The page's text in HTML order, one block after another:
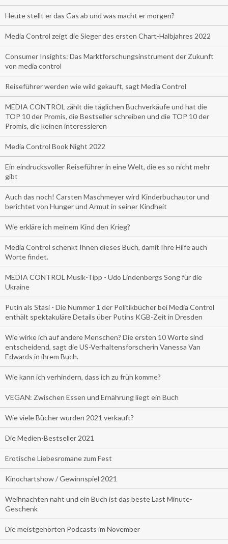
Heute stellt er das Gas ab und was macht er morgen?
Media Control zeigt die Sieger des ersten Chart-Halbjahres 2022
Consumer Insights: Das Marktforschungsinstrument der Zukunft
von media control
Reiseführer werden wie wild gekauft, sagt Media Control
MEDIA CONTROL zählt die täglichen Buchverkäufe und hat die
TOP 10 der Promis, die Bestseller schreiben und die TOP 10 der
Promis, die keinen interessieren
Media Control Book Night 2022
Ein eindrucksvoller Reiseführer in eine Welt, die es so nicht mehr
gibt
Auch das noch! Carsten Maschmeyer wird Kinderbuchautor und
berichtet von Hunger und Armut in seiner Kindheit
Wie erkläre ich meinem Kind den Krieg?
Media Control schenkt Ihnen dieses Buch, damit Ihre Hilfe auch
Worte findet.
MEDIA CONTROL Musik-Tipp - Udo Lindenbergs Song für die
Ukraine
Putin als Stasi - Die Nummer 1 der Politikbücher bei Media Control
enthält spektakuläre Details über Putins KGB-Zeit in Dresden
Wie wirke ich auf andere Menschen? Die ersten 10 Worte sind
entscheidend, sagt die US-Verhaltensforscherin Vanessa Van
Edwards in ihrem Buch.
Wie kann ich verhindern, dass ich zu früh komme?
VEGAN: Zwischen Essen und Ernährung liegt ein Buch
Wie viele Bücher wurden 2021 verkauft?
Die Medien-Bestseller 2021
Erotische Liebesromane zum Fest
Kinochartshow / Gewinnspiel 2021
Weihnachten naht und ein Buch ist das beste Last Minute-
Geschenk
Die meistgehörten Podcasts im November